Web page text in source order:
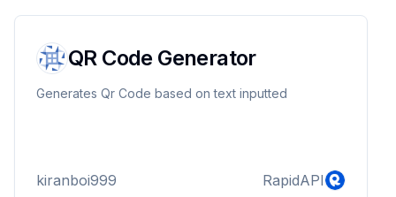
QR Code Generator
Generates Qr Code based on text inputted
kiranboi999 RapidAPI